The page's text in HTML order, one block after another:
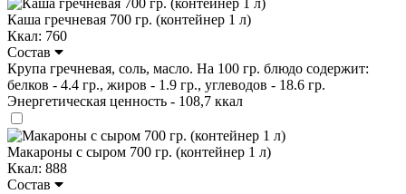
Каша гречневая 700 гр. (контейнер 1 л)
Ккал: 760
Состав
Крупа гречневая, соль, масло. На 100 гр. блюдо содержит:
белков - 4.4 гр., жиров - 1.9 гр., углеводов - 18.6 гр.
Энергетическая ценность - 108,7 ккал
Макароны с сыром 700 гр. (контейнер 1 л)
Ккал: 888
Состав